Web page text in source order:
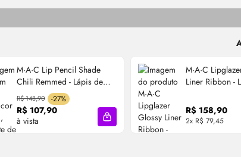
M·A·C Lip Pencil Shade
Chili Remmed - Lápis de
Boca 1,45g
R$ 148,90 -27%
R$ 107,90
à vista
Adicionar à sacola
M·A·C
Liner Ribbon -
R$ 158,90
2x R$ 79,45